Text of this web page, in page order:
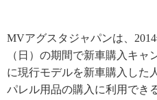
MVアグスタジャパンは、
（日）の期間で新車購入キャ
に現行モデルを新車購入した
パレル用品の購入に利用でき